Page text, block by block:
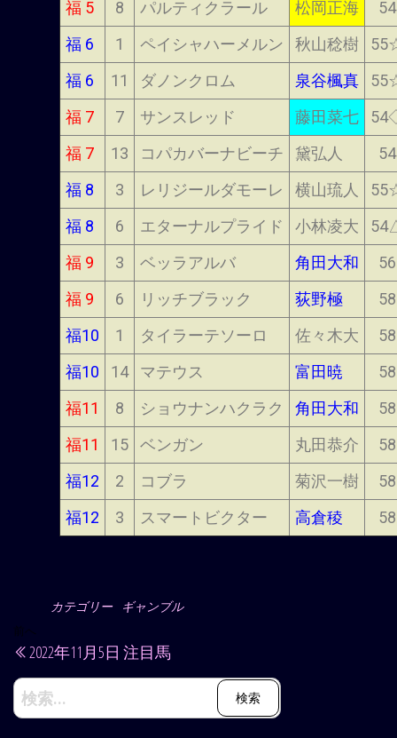
福 5
8 パルティクラール 松岡正海
54
福 6
1 ペイシャハーメルン 秋山稔樹
福 6
11 ダノンクロム 泉谷楓真
福 7
7 サンスレッド 藤田菜七
福 7
13 コパカバーナビーチ 黛弘人
54
福 8
3 レリジールダモーレ 横山琉人
福 8
6 エターナルプライド 小林凌大
福 9
3 ベッラアルバ 角田大和
56
福 9
6 リッチブラック 荻野極
58
福10
1 タイラーテソーロ 佐々木大
58
福10
14 マテウス 富田暁
58
福11
8 ショウナンハクラク 角田大和
58
福11
15 ベンガン 丸田恭介
58
福12
2 コブラ 菊沢一樹
58
福12
3 スマートビクター 高倉稜 58
カテゴリー ギャンブル
前へ
2022年11月5日 注目馬